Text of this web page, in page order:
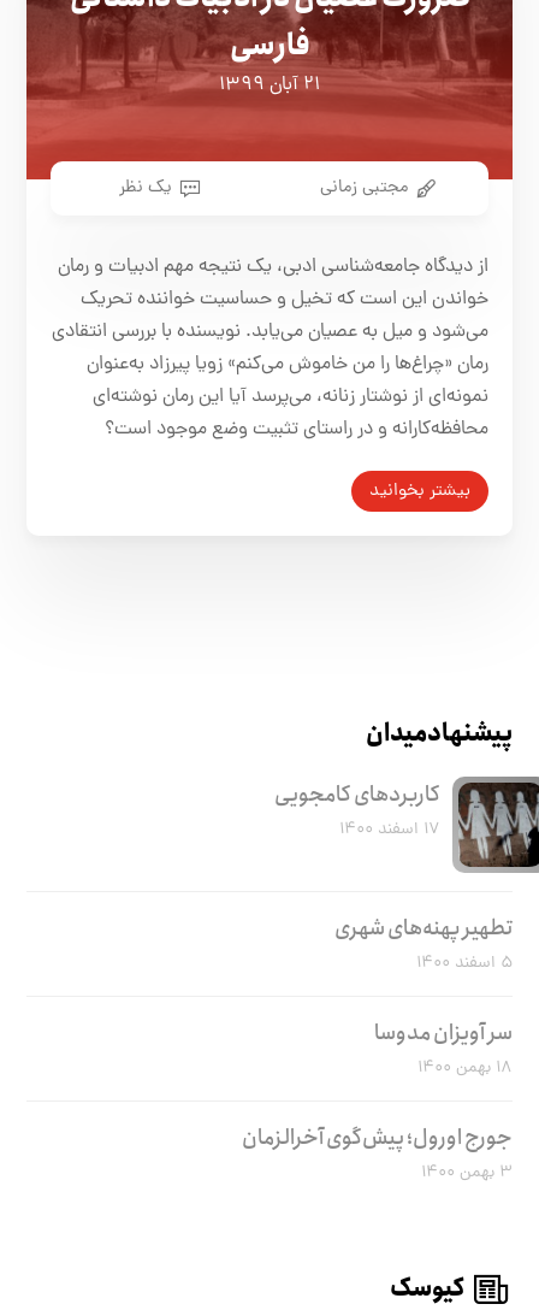
فارسی
۲۱ آبان ۱۳۹۹
مجتبی زمانی یک نظر
از دیدگاه جامعه‌شناسی ادبی، یک نتیجه مهم ادبیات و رمان
خواندن این است که تخیل و حساسیت خواننده تحریک
می‌شود و میل به عصیان می‌یابد. نویسنده با بررسی انتقادی
رمان «چراغ‌ها را من خاموش‌ می‌کنم» زویا پیرزاد به‌عنوان
نمونه‌ای از نوشتار زنانه، می‌پرسد آیا این رمان نوشته‌ای
محافظه‌کارانه و در راستای تثبیت وضع موجود است؟
بیشتر بخوانید
پیشنهاد میدان
کاربرد‌های کامجویی
۱۷ اسفند ۱۴۰۰
تطهیر پهنه‌های شهری
۵ اسفند ۱۴۰۰
سر آویزان مدوسا
۱۸ بهمن ۱۴۰۰
جورج اورول؛ پیش‌گوی آخرالزمان
۳ بهمن ۱۴۰۰
کیوسک